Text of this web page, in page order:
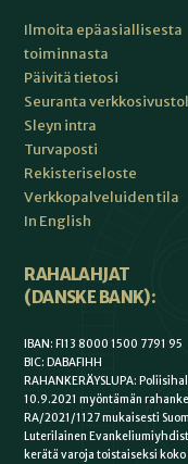
Ilmoita epäasiallisesta
toiminnasta
Päivitä tietosi
Seuranta
Sleyn intra
Turvaposti
Rekisteriseloste
Verkkopalveluiden tila
In English
RAHALAHJAT
(DANSKE BANK):
IBAN: FI13 8000 1500 7791 95
BIC: DABAFIHH
RAHANKERÄYSLUPA:
10.9.2021 myöntämän
RA/2021/1127 mukaisesti
Luterilainen
kerätä varoja toistaiseksi koko